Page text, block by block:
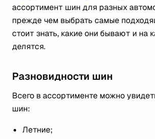
ассортимент шин для разных
прежде чем выбрать самые
стоит знать, какие они бывают и на
делятся.
Разновидности шин
Всего в ассортименте можно
шин:
Летние;